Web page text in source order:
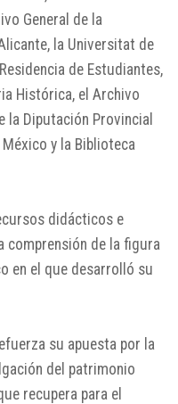
General de la
la Universitat de
de Estudiantes,
Histórica, el Archivo
la Diputación Provincial
y la Biblioteca
didácticos e
de la figura
en el que desarrolló su
su apuesta por la
del patrimonio
recupera para el